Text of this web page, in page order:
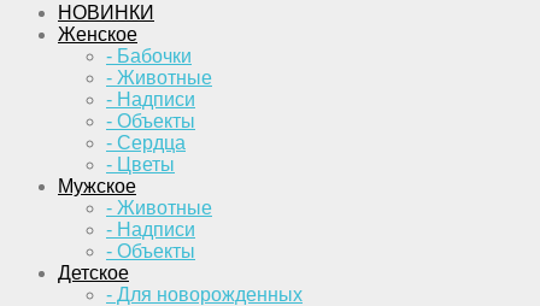
НОВИНКИ
Женское
- Бабочки
- Животные
- Надписи
- Объекты
- Сердца
- Цветы
Мужское
- Животные
- Надписи
- Объекты
Детское
- Для новорожденных